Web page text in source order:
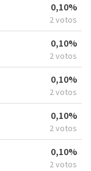
0,10%
2 votos
0,10%
2 votos
0,10%
2 votos
0,10%
2 votos
0,10%
2 votos